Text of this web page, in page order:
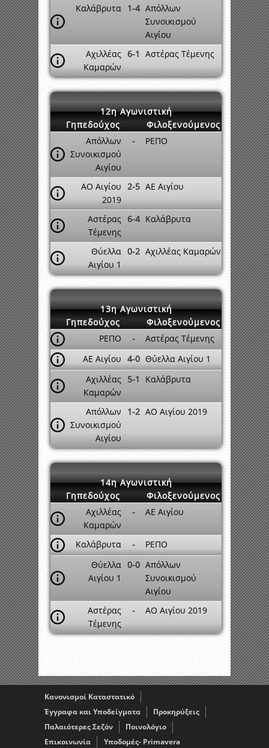
Καλάβρυτα 1-4 Απόλλων
Συνοικισμού
Αιγίου
Αχιλλέας
Καμαρών
6-1 Αστέρας Τέμενης
12η Αγωνιστική
Γηπεδούχος
Φιλοξενούμενος
Απόλλων
Συνοικισμού
Αιγίου
- ΡΕΠΟ
ΑΟ Αιγίου
2019
2-5 ΑΕ Αιγίου
Αστέρας
Τέμενης
6-4 Καλάβρυτα
Θύελλα
Αιγίου 1
0-2 Αχιλλέας Καμαρών
13η Αγωνιστική
Γηπεδούχος
Φιλοξενούμενος
ΡΕΠΟ
-
Αστέρας Τέμενης
ΑΕ Αιγίου 4-0 Θύελλα Αιγίου 1
Αχιλλέας
Καμαρών
5-1 Καλάβρυτα
Απόλλων
Συνοικισμού
Αιγίου
1-2 ΑΟ Αιγίου 2019
14η Αγωνιστική
Γηπεδούχος
Φιλοξενούμενος
Αχιλλέας
Καμαρών
- ΑΕ Αιγίου
Καλάβρυτα -
ΡΕΠΟ
Θύελλα
Αιγίου 1
0-0 Απόλλων
Συνοικισμού
Αιγίου
Αστέρας
Τέμενης
- ΑΟ Αιγίου 2019
Κανονισμοί Καταστατικό
Έγγραφα και Υποδείγματα
Προκηρύξεις
Παλαιότερες Σεζόν
Ποινολόγιο
Επικοινωνία
Υποδομές- Primavera